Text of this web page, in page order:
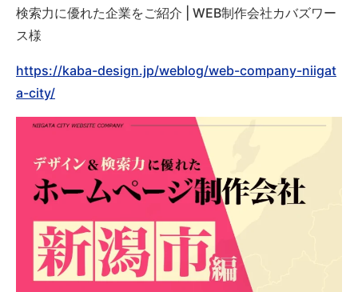
検索力に優れた企業をご紹介 | WEB制作会社カバズワー
ス様
https://kaba-design.jp/weblog/web-company-niigat
a-city/